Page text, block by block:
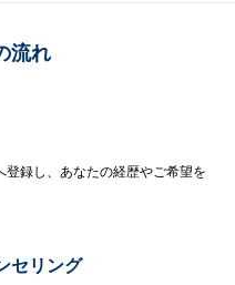
流れ
登録し、あなたの経歴やご希望を
セリング